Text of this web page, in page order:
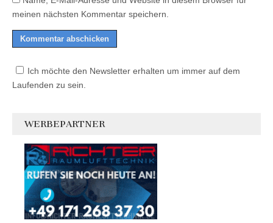
meinen nächsten Kommentar speichern.
Ich möchte den Newsletter erhalten um immer auf dem
Laufenden zu sein.
WERBEPARTNER